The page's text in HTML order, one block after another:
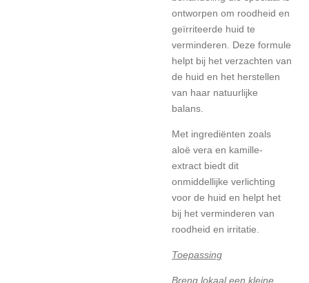
ontworpen om roodheid en
geïrriteerde huid te
verminderen. Deze formule
helpt bij het verzachten van
de huid en het herstellen
van haar natuurlijke
balans.
Met ingrediënten zoals
aloë vera en kamille-
extract biedt dit
onmiddellijke verlichting
voor de huid en helpt het
bij het verminderen van
roodheid en irritatie.
Toepassing
Breng lokaal een kleine